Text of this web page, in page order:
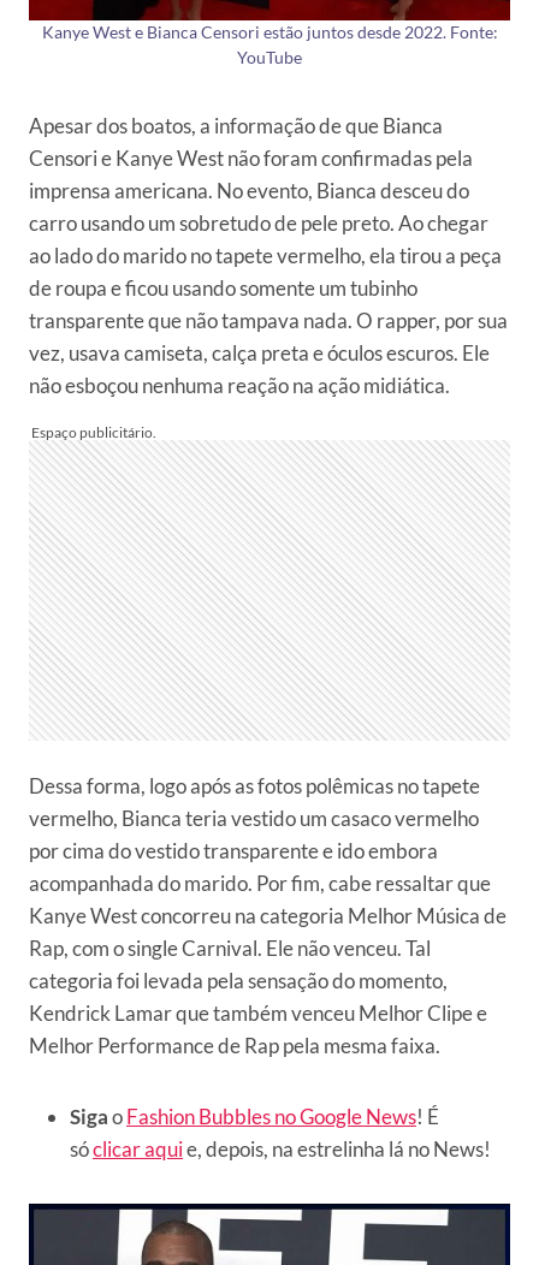
Kanye West e Bianca Censori estão juntos desde 2022. Fonte:
YouTube
Apesar dos boatos, a informação de que Bianca
Censori e Kanye West não foram confirmadas pela
imprensa americana. No evento, Bianca desceu do
carro usando um sobretudo de pele preto. Ao chegar
ao lado do marido no tapete vermelho, ela tirou a peça
de roupa e ficou usando somente um tubinho
transparente que não tampava nada. O rapper, por sua
vez, usava camiseta, calça preta e óculos escuros. Ele
não esboçou nenhuma reação na ação midiática.
Dessa forma, logo após as fotos polêmicas no tapete
vermelho, Bianca teria vestido um casaco vermelho
por cima do vestido transparente e ido embora
acompanhada do marido. Por fim, cabe ressaltar que
Kanye West concorreu na categoria Melhor Música de
Rap, com o single Carnival. Ele não venceu. Tal
categoria foi levada pela sensação do momento,
Kendrick Lamar que também venceu Melhor Clipe e
Melhor Performance de Rap pela mesma faixa.
SigaoFashion Bubbles no Google News! É
sóclicar aquie, depois, na estrelinha lá no News!